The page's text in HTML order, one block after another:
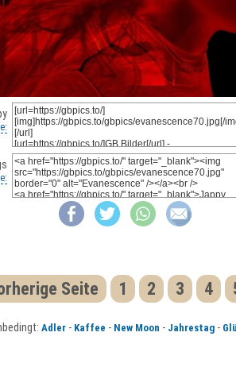
Seite 1 2 3 4
Adler- Kaffee - New Moon - Jahrestag-